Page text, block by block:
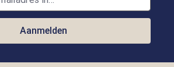
Aanmelden